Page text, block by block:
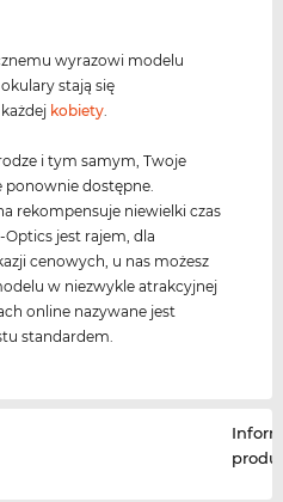
wyrazowi modelu
stają się
kobiety.
i tym samym, Twoje
ponownie dostępne.
rekompensuje niewielki czas
jest rajem, dla
cenowych, u nas możesz
w niezwykle atrakcyjnej
online nazywane jest
standardem.